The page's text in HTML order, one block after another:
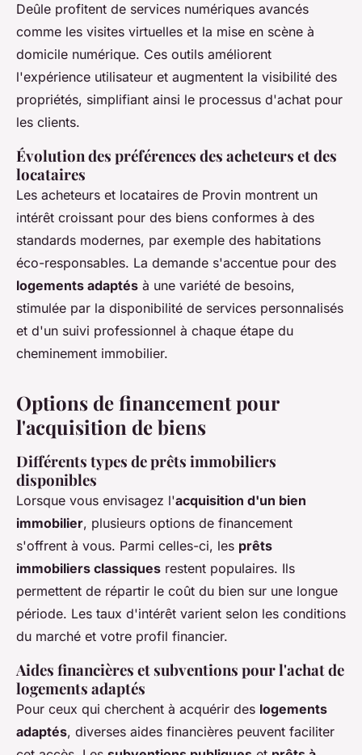
Deûle profitent de services numériques avancés
comme les visites virtuelles et la mise en scène à
domicile numérique. Ces outils améliorent
l'expérience utilisateur et augmentent la visibilité des
propriétés, simplifiant ainsi le processus d'achat pour
les clients.
Évolution des préférences des acheteurs et des
locataires
Les acheteurs et locataires de Provin montrent un
intérêt croissant pour des biens conformes à des
standards modernes, par exemple des habitations
éco-responsables. La demande s'accentue pour des
logements adaptés à une variété de besoins,
stimulée par la disponibilité de services personnalisés
et d'un suivi professionnel à chaque étape du
cheminement immobilier.
Options de financement pour
l'acquisition de biens
Différents types de prêts immobiliers
disponibles
Lorsque vous envisagez l'acquisition d'un bien
immobilier, plusieurs options de financement
s'offrent à vous. Parmi celles-ci, les prêts
immobiliers classiques restent populaires. Ils
permettent de répartir le coût du bien sur une longue
période. Les taux d'intérêt varient selon les conditions
du marché et votre profil financier.
Aides financières et subventions pour l'achat de
logements adaptés
Pour ceux qui cherchent à acquérir des logements
adaptés, diverses aides financières peuvent faciliter